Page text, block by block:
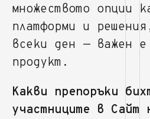
множеството опции
платформи и
всеки ден — важен е
продукт.
Какви препоръки
участниците в Сайт